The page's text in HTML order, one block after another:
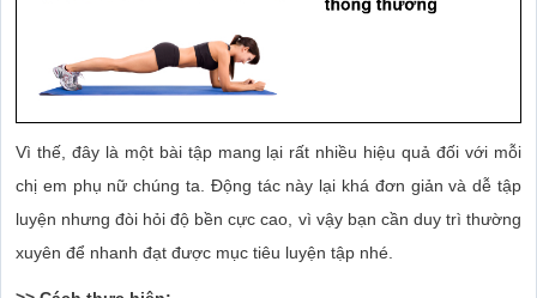
Vì thế, đây là một bài tập mang lại rất nhiều hiệu quả đối với mỗi
chị em phụ nữ chúng ta. Động tác này lại khá đơn giản và dễ tập
luyện nhưng đòi hỏi độ bền cực cao, vì vậy bạn cần duy trì thường
xuyên để nhanh đạt được mục tiêu luyện tập nhé.